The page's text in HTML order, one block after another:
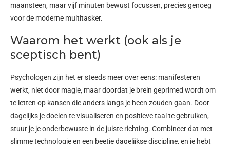
maansteen, maar vijf minuten bewust focussen, precies genoeg
voor de moderne multitasker.
Waarom het werkt (ook als je
sceptisch bent)
Psychologen zijn het er steeds meer over eens: manifesteren
werkt, niet door magie, maar doordat je brein geprimed wordt om
te letten op kansen die anders langs je heen zouden gaan. Door
dagelijks je doelen te visualiseren en positieve taal te gebruiken,
stuur je je onderbewuste in de juiste richting. Combineer dat met
slimme technologie en een beetje dagelijkse discipline, en je hebt